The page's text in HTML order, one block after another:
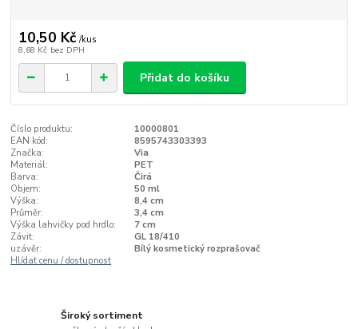
10,50 Kč /kus
8,68 Kč bez DPH
Přidat do košíku
Číslo produktu:
10000801
EAN kód:
8595743303393
Značka:
Via
Materiál:
PET
Barva:
Čirá
Objem:
50 ml
Výška:
8,4 cm
Průměr:
3,4 cm
Výška lahvičky pod hrdlo:
7 cm
Závit:
GL 18/410
uzávěr:
Bílý kosmetický rozprašovač
Hlídat cenu / dostupnost
Široký sortiment